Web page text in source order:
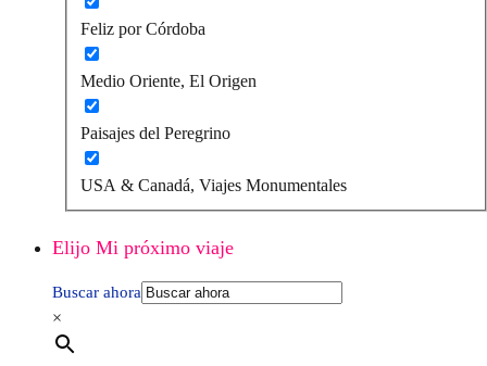
Feliz por Córdoba
Medio Oriente, El Origen
Paisajes del Peregrino
USA & Canadá, Viajes Monumentales
Elijo Mi próximo viaje
Buscar ahora
×